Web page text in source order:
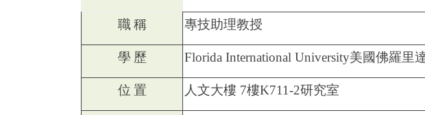
職 稱 專技助理教授
學 歷 Florida International University美國佛羅里
位 置 人文大樓 7樓K711-2研究室